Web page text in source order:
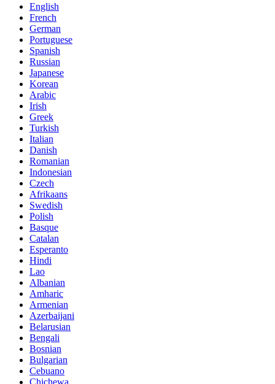
English
French
German
Portuguese
Spanish
Russian
Japanese
Korean
Arabic
Irish
Greek
Turkish
Italian
Danish
Romanian
Indonesian
Czech
Afrikaans
Swedish
Polish
Basque
Catalan
Esperanto
Hindi
Lao
Albanian
Amharic
Armenian
Azerbaijani
Belarusian
Bengali
Bosnian
Bulgarian
Cebuano
Chichewa